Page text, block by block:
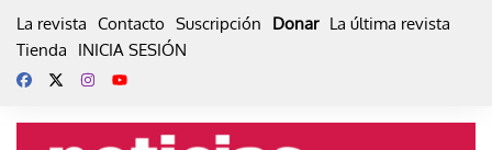
La revista Contacto Suscripción Donar La última revista
Tienda
INICIA SESIÓN